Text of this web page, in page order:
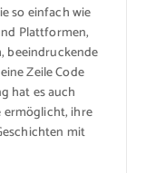
so einfach wie
Plattformen,
beeindruckende
Zeile Code
hat es auch
ermöglicht, ihre
mit